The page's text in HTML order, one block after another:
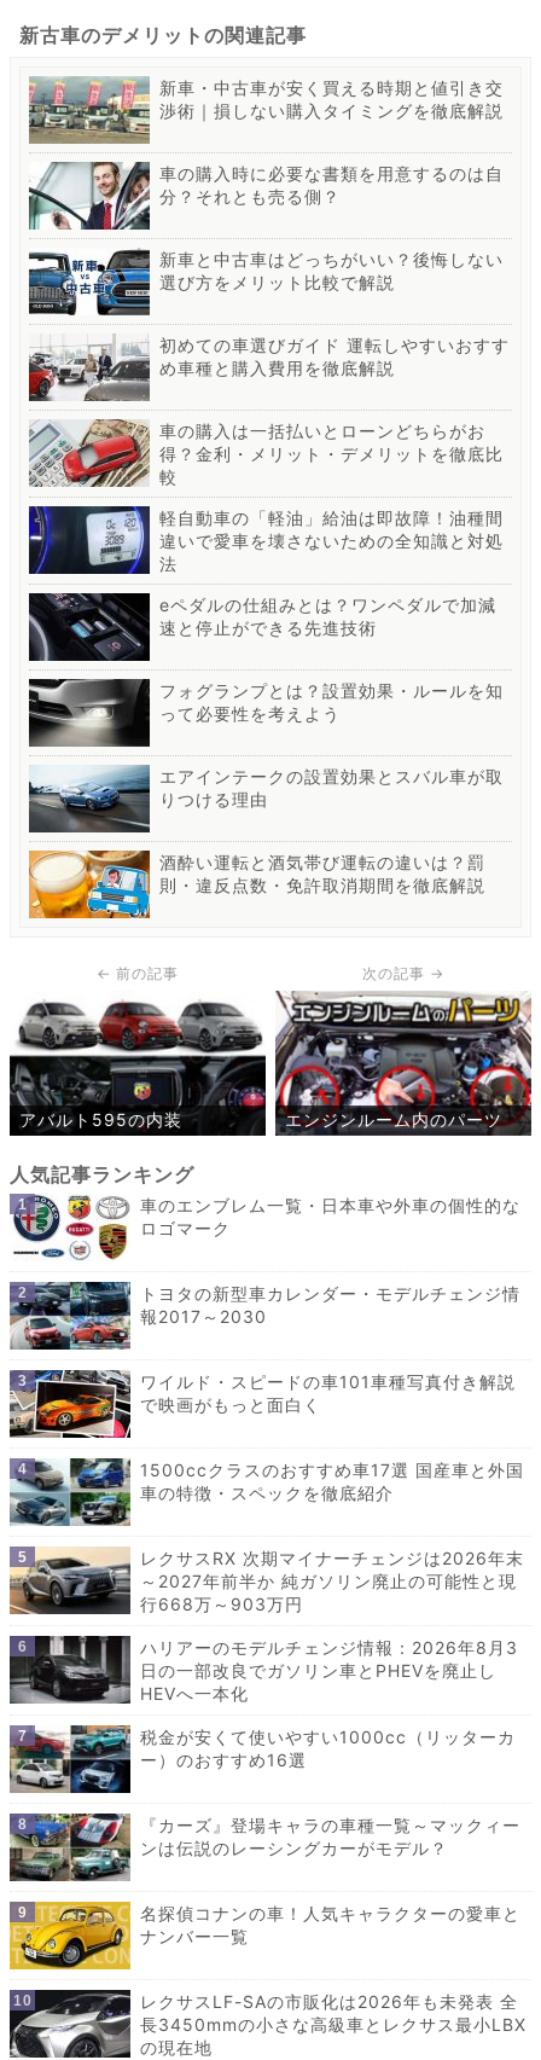
新古車のデメリットの関連記事
新車・中古車が安く買える時期と値引き交
渉術｜損しない購入タイミングを徹底解説
車の購入時に必要な書類を用意するのは自
分？それとも売る側？
新車と中古車はどっちがいい？後悔しない
選び方をメリット比較で解説
初めての車選びガイド 運転しやすいおすす
め車種と購入費用を徹底解説
車の購入は一括払いとローンどちらがお
得？金利・メリット・デメリットを徹底比
較
軽自動車の「軽油」給油は即故障！油種間
違いで愛車を壊さないための全知識と対処
法
eペダルの仕組みとは？ワンペダルで加減
速と停止ができる先進技術
フォグランプとは？設置効果・ルールを知
って必要性を考えよう
エアインテークの設置効果とスバル車が取
りつける理由
酒酔い運転と酒気帯び運転の違いは？罰
則・違反点数・免許取消期間を徹底解説
アバルト595の内装 エンジンルーム内のパーツ
車のエンブレム一覧・日本車や外車の個性的な
ロゴマーク
トヨタの新型車カレンダー・モデルチェンジ情
報2017～2030
ワイルド・スピードの車101車種写真付き解説
で映画がもっと面白く
1500ccクラスのおすすめ車17選 国産車と外国
車の特徴・スペックを徹底紹介
レクサスRX 次期マイナーチェンジは2026年末
～2027年前半か 純ガソリン廃止の可能性と現
行668万～903万円
ハリアーのモデルチェンジ情報：2026年8月3
日の一部改良でガソリン車とPHEVを廃止し
HEVへ一本化
税金が安くて使いやすい1000cc（リッターカ
ー）のおすすめ16選
『カーズ』登場キャラの車種一覧～マックィー
ンは伝説のレーシングカーがモデル？
名探偵コナンの車！人気キャラクターの愛車と
ナンバー一覧
レクサスLF-SAの市販化は2026年も未発表 全
長3450mmの小さな高級車とレクサス最小LBX
の現在地